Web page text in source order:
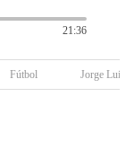
21:36
Fútbol Jorge Luis